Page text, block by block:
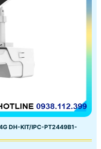
DH-KIT/IPC-PT2449B1-